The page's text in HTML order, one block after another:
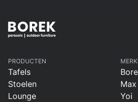
PRODUCTEN
Tafels
Stoelen
Lounge
Yoi